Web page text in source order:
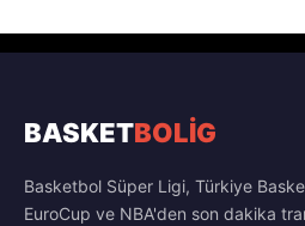
BASKETBOLİG
Basketbol Süper Ligi, Türkiye
EuroCup ve NBA'den son dakika